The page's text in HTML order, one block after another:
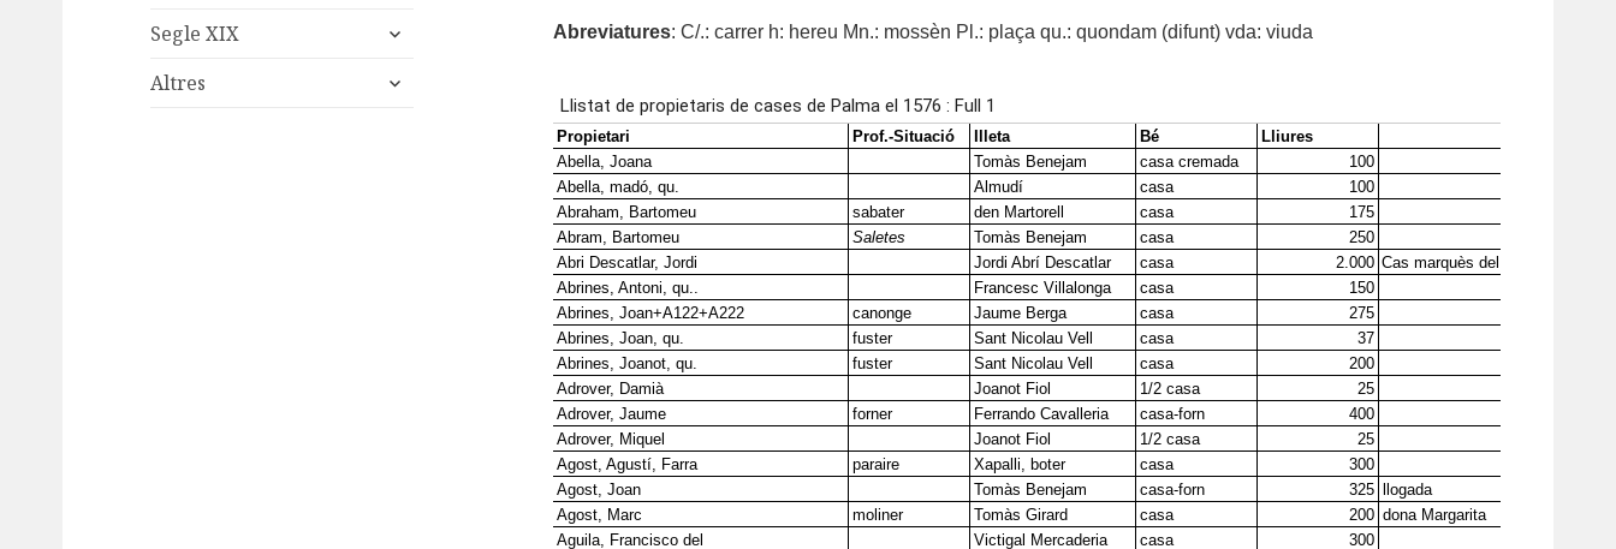
menu
Segle XIX
expand
menu
Altres
expand
Abreviatures: C/.: carrer h: hereu Mn.: mossèn Pl.: plaça qu.: quondam (difunt) vda: viuda